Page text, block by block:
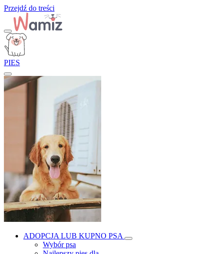
Przejdź do treści
PIES
ADOPCJA LUB KUPNO PSA
Wybór psa